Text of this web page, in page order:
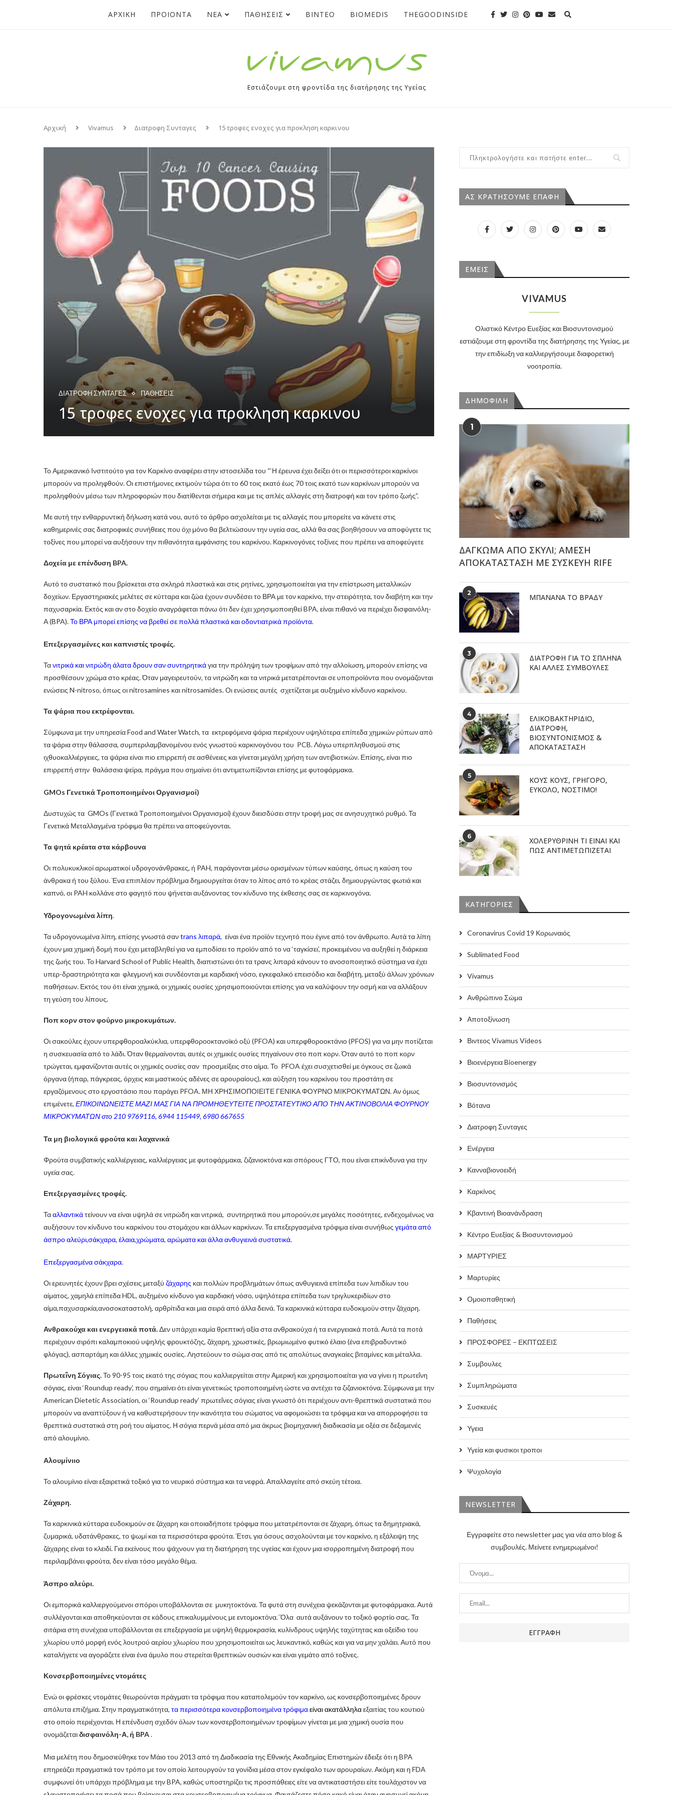
ΑΡΧΙΚΗ ΠΡΟΙΟΝΤΑ ΝΕΑ ΠΑΘΗΣΕΙΣ BINTEO BIOMEDIS THEGOODINSIDE
Εστιάζουμε στη φροντίδα της διατήρησης της Υγείας
Αρχική Vivamus Διατροφη Συνταγες 15 τροφες ενοχες για προκληση καρκινου
ΔΙΑΤΡΟΦΗ ΣΥΝΤΑΓΕΣ ΠΑΘΉΣΕΙΣ
15 τροφες ενοχες για προκληση καρκινου
Το Αμερικανικό Ινστιτούτο για τον Καρκίνο αναφέρει στην ιστοσελίδα του “‘Η έρευνα έχει δείξει ότι οι περισσότεροι καρκίνοι
μπορούν να προληφθούν. Οι επιστήμονες εκτιμούν τώρα ότι το 60 τοις εκατό έως 70 τοις εκατό των καρκίνων μπορούν να
προληφθούν μέσω των πληροφοριών που διατίθενται σήμερα και με τις απλές αλλαγές στη διατροφή και τον τρόπο ζωής”.
Με αυτή την ενθαρρυντική δήλωση κατά νου, αυτό το άρθρο ασχολείται με τις αλλαγές που μπορείτε να κάνετε στις
καθημερινές σας διατροφικές συνήθειες που όχι μόνο θα βελτιώσουν την υγεία σας, αλλά θα σας βοηθήσουν να αποφύγετε τις
τοξίνες που μπορεί να αυξήσουν την πιθανότητα εμφάνισης του καρκίνου. Καρκινογόνες τοξίνες που πρέπει να αποφεύγετε
Δοχεία με επένδυση BPA.
Αυτό το συστατικό που βρίσκεται στα σκληρά πλαστικά και στις ρητίνες, χρησιμοποιείται για την επίστρωση μεταλλικών
δοχείων. Εργαστηριακές μελέτες σε κύτταρα και ζώα έχουν συνδέσει το ΒΡΑ με τον καρκίνο, την στειρότητα, τον διαβήτη και την
παχυσαρκία. Εκτός και αν στο δοχείο αναγράφεται πάνω ότι δεν έχει χρησιμοποιηθεί BPA, είναι πιθανό να περιέχει δισφαινόλη-
Α (BPA).Το ΒΡΑ μπορεί επίσης να βρεθεί σε πολλά πλαστικά και οδοντιατρικά προϊόντα.
Επεξεργασμένες και καπνιστές τροφές.
Τανιτρικά και νιτρώδη άλατα δρουν σαν συντηρητικάγια την πρόληψη των τροφίμων από την αλλοίωση, μπορούν επίσης να
προσθέσουν χρώμα στο κρέας. Όταν μαγειρευτούν, τα νιτρώδη και τα νιτρικά μετατρέπονται σε υποπροϊόντα που ονομάζονται
ενώσεις N-nitroso, όπως οι nitrosamines και nitrosamides. Οι ενώσεις αυτές σχετίζεται με αυξημένο κίνδυνο καρκίνου.
Τα ψάρια που εκτρέφονται.
Σύμφωνα με την υπηρεσία Food and Water Watch, τα εκτρεφόμενα ψάρια περιέχουν υψηλότερα επίπεδα χημικών ρύπων από
τα ψάρια στην θάλασσα, συμπεριλαμβανομένου ενός γνωστού καρκινογόνου του PCB. Λόγω υπερπληθυσμού στις
ιχθυοκαλλιέργειες, τα ψάρια είναι πιο επιρρεπή σε ασθένειες και γίνεται μεγάλη χρήση των αντιβιοτικών. Επίσης, είναι πιο
επιρρεπή στην θαλάσσια ψείρα, πράγμα που σημαίνει ότι αντιμετωπίζονται επίσης με φυτοφάρμακα.
GMOs Γενετικά Τροποποιημένοι Οργανισμοί)
Δυστυχώς τα GMOs (Γενετικά Τροποποιημένοι Οργανισμοί) έχουν διεισδύσει στην τροφή μας σε ανησυχητικό ρυθμό. Τα
Γενετικά Μεταλλαγμένα τρόφιμα θα πρέπει να αποφεύγονται.
Τα ψητά κρέατα στα κάρβουνα
Οι πολυκυκλικοί αρωματικοί υδρογονάνθρακες, ή PAH, παράγονται μέσω ορισμένων τύπων καύσης, όπως η καύση του
άνθρακα ή του ξύλου. Ένα επιπλέον πρόβλημα δημιουργείται όταν το λίπος από το κρέας στάζει, δημιουργώντας φωτιά και
καπνό, οι PAH κολλάνε στο φαγητό που ψήνεται αυξάνοντας τον κίνδυνο της έκθεσης σας σε καρκινογόνα.
Υδρογονωμένα λίπη.
Τα υδρογονωμένα λίπη, επίσης γνωστά σανtrans λιπαρά, είναι ένα προϊόν τεχνητό που έγινε από τον άνθρωπο. Αυτά τα λίπη
έχουν μια χημική δομή που έχει μεταβληθεί για να εμποδίσει το προϊόν από το να ‘ταγκίσει’, προκειμένου να αυξηθεί η διάρκεια
της ζωής του. Το Harvard School of Public Health, διαπιστώνει ότι τα τρανς λιπαρά κάνουν το ανοσοποιητικό σύστημα να έχει
υπερ-δραστηριότητα και φλεγμονή και συνδέονται με καρδιακή νόσο, εγκεφαλικό επεισόδιο και διαβήτη, μεταξύ άλλων χρόνιων
παθήσεων. Εκτός του ότι είναι χημικά, οι χημικές ουσίες χρησιμοποιούνται επίσης για να καλύψουν την οσμή και να αλλάξουν
τη γεύση του λίπους.
Ποπ κορν στον φούρνο μικροκυμάτων.
Οι σακούλες έχουν υπερφθοροαλκύκλια, υπερφθοροοκτανοϊκό οξύ (PFOA) και υπερφθοροοκτάνιο (PFOS) για να μην ποτίζεται
η συσκευασία από το λάδι. Όταν θερμαίνονται, αυτές οι χημικές ουσίες πηγαίνουν στο ποπ κορν. Όταν αυτό το ποπ κορν
τρώγεται, εμφανίζονται αυτές οι χημικές ουσίες σαν προσμείξεις στο αίμα. Το PFOA έχει συσχετισθεί με όγκους σε ζωικά
όργανα (ήπαρ, πάγκρεας, όρχεις και μαστικούς αδένες σε αρουραίους), και αύξηση του καρκίνου του προστάτη σε
εργαζόμενους στο εργοστάσιο που παράγει PFOA. ΜΗ ΧΡΗΣΙΜΟΠΟΙΕΙΤΕ ΓΕΝΙΚΑ ΦΟΥΡΝΟ ΜΙΚΡΟΚΥΜΑΤΩΝ. Αν όμως
επιμένετε, ΕΠΙΚΟΙΝΩΝΕΙΣΤΕ ΜΑΖΙ ΜΑΣ ΓΙΑ ΝΑ ΠΡΟΜΗΘΕΥΤΕΙΤΕ ΠΡΟΣΤΑΤΕΥΤΙΚΟ ΑΠΟ ΤΗΝ ΑΚΤΙΝΟΒΟΛΙΑ ΦΟΥΡΝΟΥ
ΜΙΚΡΟΚΥΜΑΤΩΝ στο 210 9769116, 6944 115449, 6980 667655
Τα μη βιολογικά φρούτα και λαχανικά
Φρούτα συμβατικής καλλιέργειας, καλλιέργειας με φυτοφάρμακα, ζιζανιοκτόνα και σπόρους ΓΤΟ, που είναι επικίνδυνα για την
υγεία σας.
Επεξεργασμένες τροφές.
Τααλλαντικάτείνουν να είναι υψηλά σε νιτρώδη και νιτρικά, συντηρητικά που μπορούν,σε μεγάλες ποσότητες, ενδεχομένως να
αυξήσουν τον κίνδυνο του καρκίνου του στομάχου και άλλων καρκίνων. Τα επεξεργασμένα τρόφιμα είναι συνήθως γεμάτα από
άσπρο αλεύρι,σάκχαρα, έλαια,χρώματα, αρώματα και άλλα ανθυγιεινά συστατικά.
Επεξεργασμένα σάκχαρα.
Οι ερευνητές έχουν βρει σχέσεις μεταξύ ζάχαρης και πολλών προβλημάτων όπως ανθυγιεινά επίπεδα των λιπιδίων του
αίματος, χαμηλά επίπεδα HDL, αυξημένο κίνδυνο για καρδιακή νόσο, υψηλότερα επίπεδα των τριγλυκεριδίων στο
αίμα,παχυσαρκία,ανοσοκαταστολή, αρθρίτιδα και μια σειρά από άλλα δεινά. Τα καρκινικά κύτταρα ευδοκιμούν στην ζάχαρη.
Ανθρακούχα και ενεργειακά ποτά.Δεν υπάρχει καμία θρεπτική αξία στα ανθρακούχα ή τα ενεργειακά ποτά. Αυτά τα ποτά
περιέχουν σιρόπι καλαμποκιού υψηλής φρουκτόζης, ζάχαρη, χρωστικές, βρωμιωμένο φυτικό έλαιο (ένα επιβραδυντικό
φλόγας), ασπαρτάμη και άλλες χημικές ουσίες. Ληστεύουν το σώμα σας από τις απολύτως αναγκαίες βιταμίνες και μέταλλα.
Πρωτεΐνη Σόγιας.Το 90-95 τοις εκατό της σόγιας που καλλιεργείται στην Αμερική και χρησιμοποιείται για να γίνει η πρωτεΐνη
σόγιας, είναι ‘Roundup ready’, που σημαίνει ότι είναι γενετικώς τροποποιημένη ώστε να αντέχει τα ζιζανιοκτόνα. Σύμφωνα με την
American Dietetic Association, οι ‘Roundup ready’ πρωτεΐνες σόγιας είναι γνωστό ότι περιέχουν αντι-θρεπτικά συστατικά που
μπορούν να αναπτύξουν ή να καθυστερήσουν την ικανότητα του σώματος να αφομοιώσει τα τρόφιμα και να απορροφήσει τα
θρεπτικά συστατικά στη ροή του αίματος. Η σόγια περνά μέσα από μια άκρως βιομηχανική διαδικασία με οξέα σε δεξαμενές
από αλουμίνιο.
Αλουμίνιιο
Το αλουμίνιο είναι εξαιρετικά τοξικό για το νευρικό σύστημα και τα νεφρά. Απαλλαγείτε από σκεύη τέτοια.
Ζάχαρη.
Τα καρκινικά κύτταρα ευδοκιμούν σε ζάχαρη και οποιαδήποτε τρόφιμα που μετατρέπονται σε ζάχαρη, όπως τα δημητριακά,
ζυμαρικά, υδατάνθρακες, το ψωμί και τα περισσότερα φρούτα. Έτσι, για όσους ασχολούνται με τον καρκίνο, η εξάλειψη της
ζάχαρης είναι το κλειδί. Για εκείνους που ψάχνουν για τη διατήρηση της υγείας και έχουν μια ισορροπημένη διατροφή που
περιλαμβάνει φρούτα, δεν είναι τόσο μεγάλο θέμα.
Άσπρο αλεύρι.
Οι εμπορικά καλλιεργούμενοι σπόροι υποβάλλονται σε μυκητοκτόνα. Τα φυτά στη συνέχεια ψεκάζονται με φυτοφάρμακα. Αυτά
συλλέγονται και αποθηκεύονται σε κάδους επικαλυμμένους με εντομοκτόνα.΄Όλα αυτά αυξάνουν το τοξικό φορτίο σας. Τα
σιτάρια στη συνέχεια υποβάλλονται σε επεξεργασία με υψηλή θερμοκρασία, κυλίνδρους υψηλής ταχύτητας και οξείδιο του
χλωρίου υπό μορφή ενός λουτρού αερίου χλωρίου που χρησιμοποιείται ως λευκαντικό, καθώς και για να μην χαλάει. Αυτό που
καταλήγετε να αγοράζετε είναι ένα άμυλο που στερείται θρεπτικών ουσιών και είναι γεμάτο από τοξίνες.
Κονσερβοποιημένες ντομάτες
Ενώ οι φρέσκες ντομάτες θεωρούνται πράγματι τα τρόφιμα που καταπολεμούν τον καρκίνο, ως κονσερβοποιημένες δρουν
απόλυτα επιζήμια. Στην πραγματικότητα, τα περισσότερα κονσερβοποιημένα τρόφιμαείναι ακατάλληλαεξαιτίας του κουτιού
στο οποίο περιέχονται. Η επένδυση σχεδόν όλων των κονσερβοποιημένων τροφίμων γίνεται με μια χημική ουσία που
ονομάζεταιδισφαινόλη-Α, ή BPA.
Μια μελέτη που δημοσιεύθηκε τον Μάιο του 2013 από τη Διαδικασία της Εθνικής Ακαδημίας Επιστημών έδειξε ότι η BPA
επηρεάζει πραγματικά τον τρόπο με τον οποίο λειτουργούν τα γονίδια μέσα στον εγκέφαλο των αρουραίων. Ακόμη και η FDA
συμφωνεί ότι υπάρχει πρόβλημα με την BPA, καθώς υποστηρίζει τις προσπάθειες είτε να αντικαταστήσει είτε τουλάχιστον να
ΑΣ ΚΡΑΤΗΣΟΥΜΕ ΕΠΑΦΗ
ΕΜΕΙΣ
VIVAMUS
Ολιστικό Κέντρο Ευεξίας και Βιοσυντονισμού
εστιάζουμε στη φροντίδα της διατήρησης της Υγείας, με
την επιδίωξη να καλλιεργήσουμε διαφορετική
νοοτροπία.
ΔΗΜΟΦΙΛΗ
1
ΔΑΓΚΩΜΑ ΑΠΟ ΣΚΥΛΙ; ΑΜΕΣΗ
ΑΠΟΚΑΤΑΣΤΑΣΗ ΜΕ ΣΥΣΚΕΥΗ RIFE
2 ΜΠΑΝΆΝΑ ΤΟ ΒΡΆΔΥ
3
ΔΙΑΤΡΟΦΉ ΓΙΑ ΤΟ ΣΠΛΉΝΑ
ΚΑΙ ΆΛΛΕΣ ΣΥΜΒΟΥΛΈΣ
4
ΕΛΙΚΟΒΑΚΤΗΡΊΔΙΟ,
ΔΙΑΤΡΟΦΉ,
ΒΙΟΣΥΝΤΟΝΙΣΜΌΣ &
ΑΠΟΚΑΤΆΣΤΑΣΗ
5
ΚΟΥΣ ΚΟΥΣ, ΓΡΗΓΟΡΟ,
ΕΥΚΟΛΟ, ΝΟΣΤΙΜΟ!
6
ΧΟΛΕΡΥΘΡΙΝΗ ΤΙ ΕΙΝΑΙ ΚΑΙ
ΠΩΣ ΑΝΤΙΜΕΤΩΠΙΖΕΤΑΙ
KΑΤΗΓΟΡΊΕΣ
Coronavirus Covid 19 Κορωναιός
Sublimated Food
Vivamus
Ανθρώπινο Σώμα
Αποτοξίνωση
Βιντεος Vivamus Videos
Βιοενέργεια Bioenergy
Βιοσυντονισμός
Βότανα
Διατροφη Συνταγες
Ενέργεια
Κανναβιονοειδή
Καρκίνος
Κβαντινή Βιοανάνδραση
Κέντρο Ευεξίας & Βιοσυντονισμού
ΜΑΡΤΥΡΙΕΣ
Μαρτυρίες
Ομοιοπαθητική
Παθήσεις
ΠΡΟΣΦΟΡΕΣ – ΕΚΠΤΩΣΕΙΣ
Συμβουλες
Συμπληρώματα
Συσκευές
Υγεια
Υγεία και φυσικοι τροποι
Ψυχολογία
NEWSLETTER
Εγγραφείτε στο newsletter μας για νέα απο blog &
συμβουλές. Μείνετε ενημερωμένοι!